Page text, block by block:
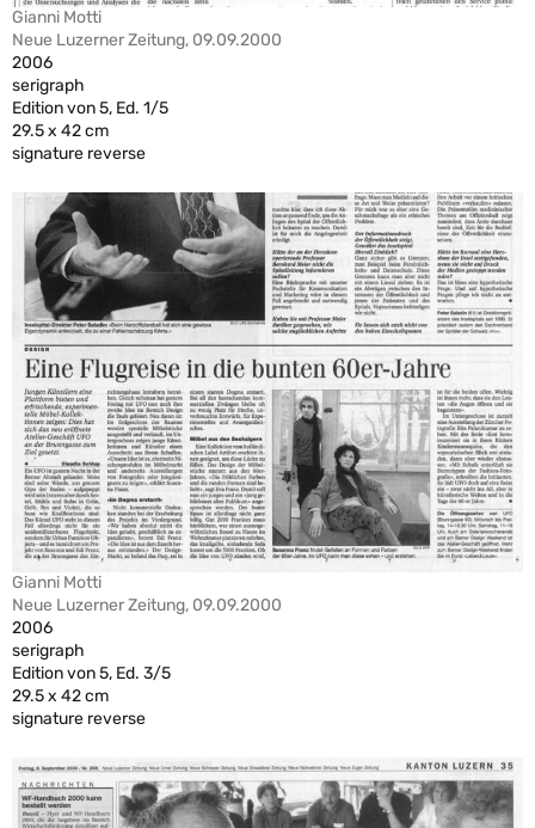
Gianni Motti
Neue Luzerner Zeitung, 09.09.2000
2006
serigraph
Edition von 5, Ed. 1/5
29.5 x 42 cm
signature reverse
Gianni Motti
Neue Luzerner Zeitung, 09.09.2000
2006
serigraph
Edition von 5, Ed. 3/5
29.5 x 42 cm
signature reverse